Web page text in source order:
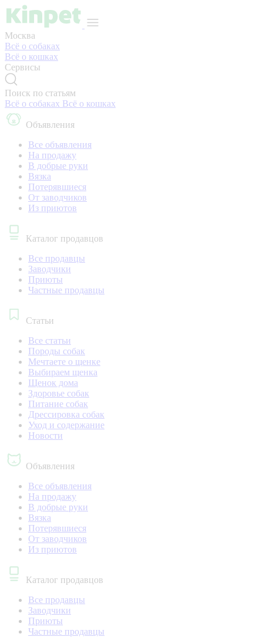
Москва
Всё о собаках
Всё о кошках
Сервисы
Поиск по статьям
Всё о собаках Всё о кошках
Объявления
Все объявления
На продажу
В добрые руки
Вязка
Потерявшиеся
От заводчиков
Из приютов
Каталог продавцов
Все продавцы
Заводчики
Приюты
Частные продавцы
Статьи
Все статьи
Породы собак
Мечтаете о щенке
Выбираем щенка
Щенок дома
Здоровье собак
Питание собак
Дрессировка собак
Уход и содержание
Новости
Объявления
Все объявления
На продажу
В добрые руки
Вязка
Потерявшиеся
От заводчиков
Из приютов
Каталог продавцов
Все продавцы
Заводчики
Приюты
Частные продавцы